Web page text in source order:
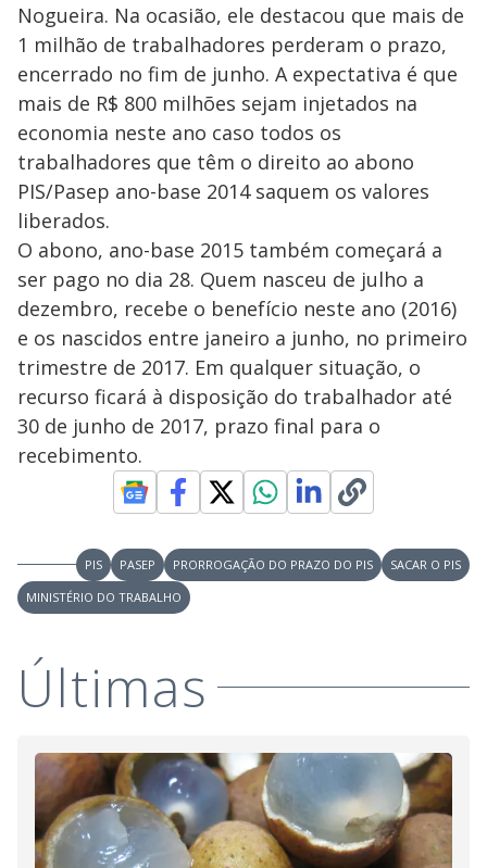
Nogueira. Na ocasião, ele destacou que mais de
1 milhão de trabalhadores perderam o prazo,
encerrado no fim de junho. A expectativa é que
mais de R$ 800 milhões sejam injetados na
economia neste ano caso todos os
trabalhadores que têm o direito ao abono
PIS/Pasep ano-base 2014 saquem os valores
liberados.
O abono, ano-base 2015 também começará a
ser pago no dia 28. Quem nasceu de julho a
dezembro, recebe o benefício neste ano (2016)
e os nascidos entre janeiro a junho, no primeiro
trimestre de 2017. Em qualquer situação, o
recurso ficará à disposição do trabalhador até
30 de junho de 2017, prazo final para o
recebimento.
PIS PASEP PRORROGAÇÃO DO PRAZO DO PIS
SACAR O PIS
MINISTÉRIO DO TRABALHO
Últimas